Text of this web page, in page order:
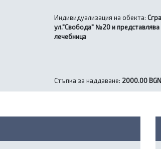
Индивидуализация на обекта:
ул."Свобода" №20 и
лечебница
Стъпка за наддаване: 2000.00